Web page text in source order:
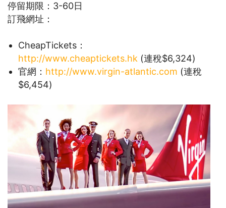
停留期限：3-60日
訂飛網址：
CheapTickets：
http://www.cheaptickets.hk (連稅$6,324)
官網： http://www.virgin-atlantic.com (連稅
$6,454)